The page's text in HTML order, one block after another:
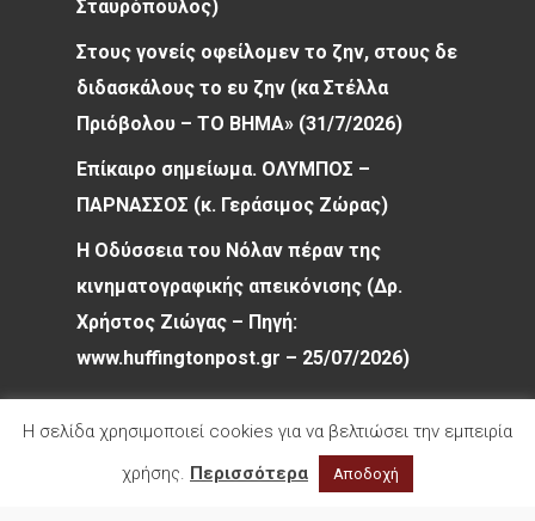
Σταυρόπουλος)
Στους γονείς οφείλομεν το ζην, στους δε
διδασκάλους το ευ ζην (κα Στέλλα
Πριόβολου – ΤΟ ΒΗΜΑ» (31/7/2026)
Επίκαιρο σημείωμα. ΟΛΥΜΠΟΣ –
ΠΑΡΝΑΣΣΟΣ (κ. Γεράσιμος Ζώρας)
Η Οδύσσεια του Νόλαν πέραν της
κινηματογραφικής απεικόνισης (Δρ.
Χρήστος Ζιώγας – Πηγή:
www.huffingtonpost.gr – 25/07/2026)
© 2026 Φιλολογικός Σύλλογος Παρνασσός. All
Η σελίδα χρησιμοποιεί cookies για να βελτιώσει την εμπειρία
χρήσης. Περισσότερα Αποδοχή